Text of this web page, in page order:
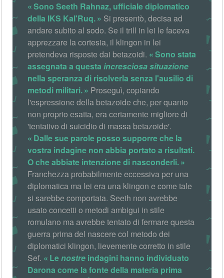
Sono Seeth Rahnaz, ufficiale diplomatico
della IKS Kal'Ruq.
Si presentò, decisa ad
andare subito al sodo. Se il trill in lei le faceva
apprezzare la cortesia, il klingon in lei
pretendeva risposte dai betazoidi.
Sono stata
assegnata a questaincresciosa situazione
nella speranza di risolverla senza l'ausilio di
metodi militari.
Proseguì, copiando
l'espressione della betazoide che, per quanto
non proprio esatta, era certamente migliore di
'tentativo di suicidio di massa betazoide'.
Dalle sue parole posso supporre che la
vostra indagine non abbia portato a risultati.
O che abbiate intenzione di nasconderli.
Franchezza probabilmente eccessiva per una
diplomatica ma lei era una klingon e come tale
si sarebbe comportata. Seeth non avrebbe
usato concetti o metodi ambigui in stile
romulano ma avrebbe tentato di fermare questa
guerra prima del nascere col metodo dei
diplomatici klingon, lievemente corretto in stile
Sef.
Lenostre indagini hanno individuato
Darona come la fonte della materia prima